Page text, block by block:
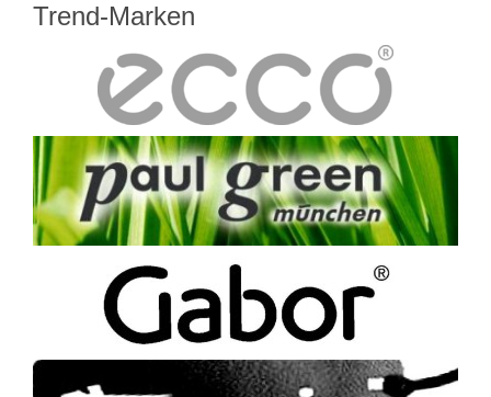
Trend-Marken